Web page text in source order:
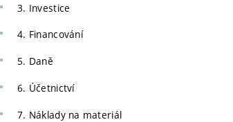
3. Investice
4. Financování
5. Daně
6. Účetnictví
7. Náklady na materiál